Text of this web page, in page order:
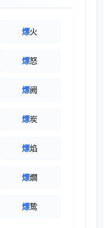
熛火
熛怒
熛阙
熛炭
熛焰
熛爓
熛鸷